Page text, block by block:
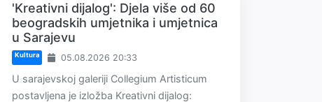
'Kreativni dijalog': Djela više od 60
beogradskih umjetnika i umjetnica
u Sarajevu
Kultura 05.08.2026 20:33
U sarajevskoj galeriji Collegium Artisticum
postavljena je izložba Kreativni dijalog: